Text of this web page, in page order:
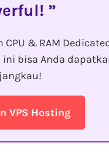
& RAM
bisa Anda
VPS Hosting